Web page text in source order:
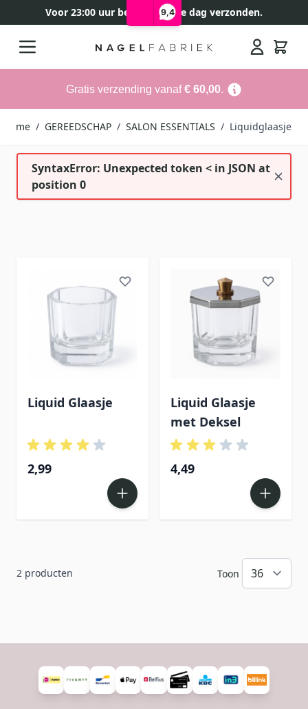
9,4
Voor 23:00 uur besteld, zelfde dag verzonden.
Gratis verzending vanaf€ 60,00.
Home / GEREEDSCHAP / SALON ESSENTIALS / Liquidglaasje
SyntaxError: Unexpected token < in JSON at
position 0
Liquid Glaasje
2,99
Liquid Glaasje
met Deksel
4,49
2 producten Toon